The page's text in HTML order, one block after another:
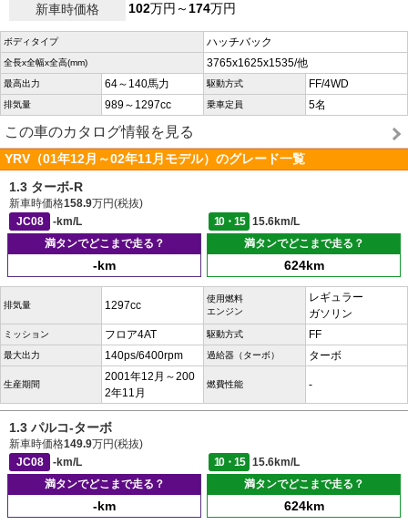
新車時価格
102万円～174万円
ボディタイプ ハッチバック
全長x全幅x全高(mm) 3765x1625x1535/他
最高出力 64～140馬力 駆動方式 FF/4WD
排気量 989～1297cc 乗車定員 5名
この車のカタログ情報を見る
YRV（01年12月～02年11月モデル）のグレード一覧
1.3 ターボ-R
新車時価格158.9万円(税抜)
JC08
-km/L 10・15
15.6km/L
満タンでどこまで走る？
-km
満タンでどこまで走る？
624km
排気量 1297cc
使用燃料
エンジン
レギュラー
ガソリン
ミッション フロア4AT 駆動方式 FF
最大出力 140ps/6400rpm 過給器（ターボ） ターボ
生産期間
2001年12月～200
2年11月
燃費性能 -
1.3 パルコ-ターボ
新車時価格149.9万円(税抜)
JC08
-km/L 10・15
15.6km/L
満タンでどこまで走る？
-km
満タンでどこまで走る？
624km